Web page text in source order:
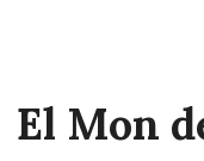
El Mon